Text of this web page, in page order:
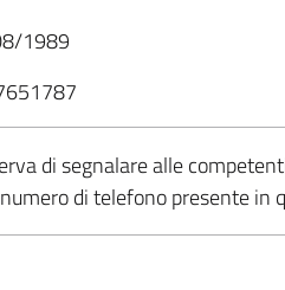
1989
scheda - new tab)
di segnalare alle
di telefono presente in